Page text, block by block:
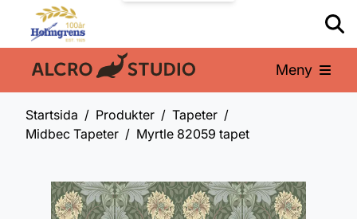
En del av: Meny
Startsida Produkter
Tapeter
Midbec Tapeter
Myrtle 82059 tapet